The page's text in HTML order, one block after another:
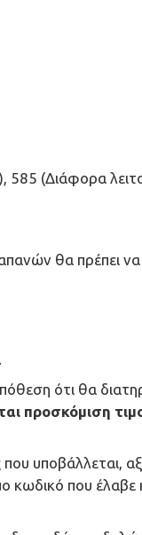
(Διάφορα
θα πρέπει να
ότι θα
προσκόμιση
υποβάλλεται,
κωδικό που έλαβε